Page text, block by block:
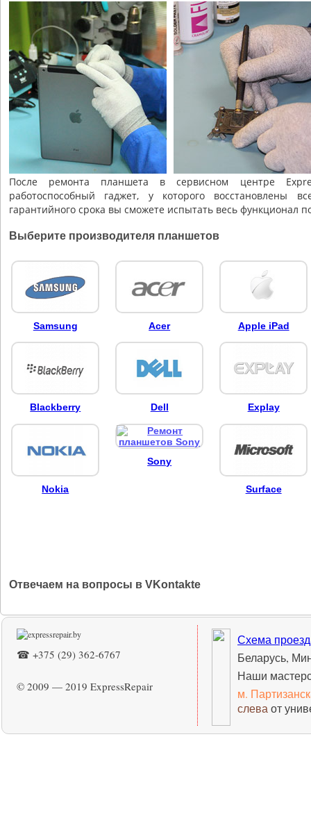
После ремонта планшета в сервисном центре
работоспособный гаджет, у которого восстановлены
гарантийного срока вы сможете испытать весь функционал
Выберите производителя планшетов
Samsung Aсer Apple iPad
Blackberry Dell Explay
Nokia
Sony
Surface
Отвечаем на вопросы в VKontakte
☎ +375 (29) 362-6767
© 2009 — 2019 ExpressRepair
Схема
Беларусь,
Наши
м.
слева от